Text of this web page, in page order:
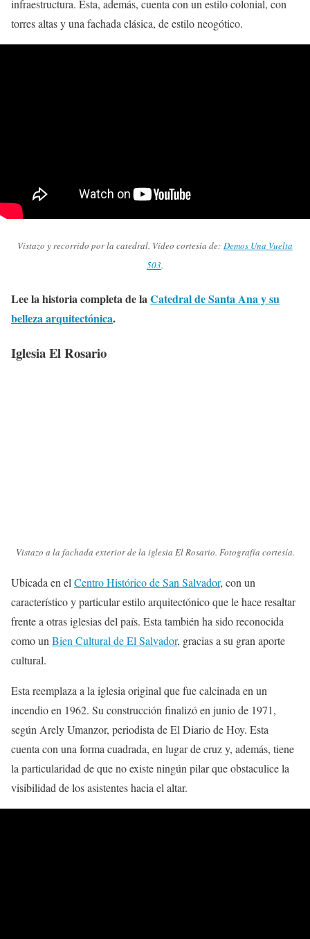
infraestructura. Esta, además, cuenta con un estilo colonial, con
torres altas y una fachada clásica, de estilo neogótico.
Vistazo y recorrido por la catedral. Vídeo cortesía de: Demos Una Vuelta
503.
Lee la historia completa de laCatedral de Santa Ana y su
belleza arquitectónica.
Iglesia El Rosario
Vistazo a la fachada exterior de la iglesia El Rosario. Fotografía cortesía.
Ubicada en el Centro Histórico de San Salvador, con un
característico y particular estilo arquitectónico que le hace resaltar
frente a otras iglesias del país. Esta también ha sido reconocida
como un Bien Cultural de El Salvador, gracias a su gran aporte
cultural.
Esta reemplaza a la iglesia original que fue calcinada en un
incendio en 1962. Su construcción finalizó en junio de 1971,
según Arely Umanzor, periodista de El Diario de Hoy. Esta
cuenta con una forma cuadrada, en lugar de cruz y, además, tiene
la particularidad de que no existe ningún pilar que obstaculice la
visibilidad de los asistentes hacia el altar.